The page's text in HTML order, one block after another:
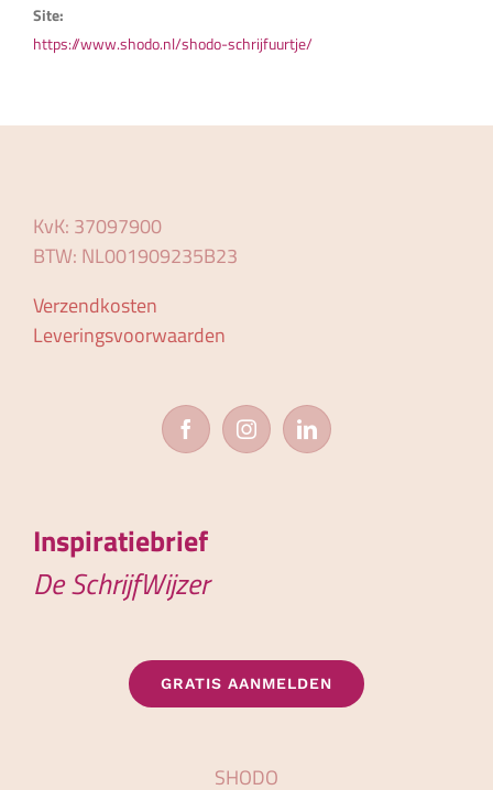
Site:
https://www.shodo.nl/shodo-schrijfuurtje/
KvK: 37097900
BTW: NL001909235B23
Verzendkosten
Leveringsvoorwaarden
Inspiratiebrief
De SchrijfWijzer
GRATIS AANMELDEN
SHODO